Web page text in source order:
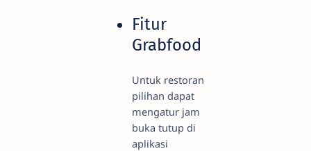
Fitur
Grabfood
Untuk restoran
pilihan dapat
mengatur jam
buka tutup di
aplikasi